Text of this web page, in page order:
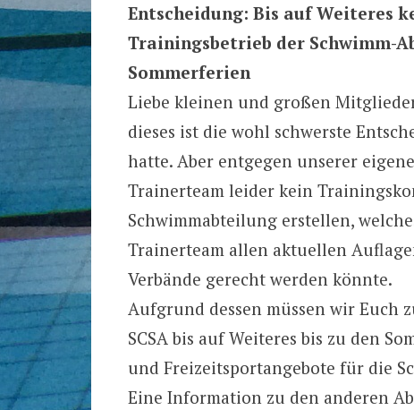
Entscheidung: Bis auf Weiteres
Trainingsbetrieb der Schwimm-
Sommerferien
Liebe kleinen und großen Mitglieder
dieses ist die wohl schwerste
hatte. Aber entgegen unserer
Trainerteam leider kein
Schwimmabteilung erstellen,
Trainerteam allen aktuellen
Verbände gerecht werden könnte.
Aufgrund dessen müssen wir Euch
SCSA bis auf Weiteres bis zu den
und Freizeitsportangebote für die
Eine Information zu den anderen